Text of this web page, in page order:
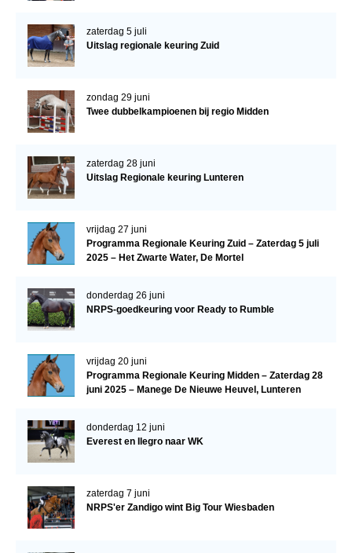
zaterdag 5 juli
Uitslag regionale keuring Zuid
zondag 29 juni
Twee dubbelkampioenen bij regio Midden
zaterdag 28 juni
Uitslag Regionale keuring Lunteren
vrijdag 27 juni
Programma Regionale Keuring Zuid – Zaterdag 5 juli
2025 – Het Zwarte Water, De Mortel
donderdag 26 juni
NRPS-goedkeuring voor Ready to Rumble
vrijdag 20 juni
Programma Regionale Keuring Midden – Zaterdag 28
juni 2025 – Manege De Nieuwe Heuvel, Lunteren
donderdag 12 juni
Everest en Ilegro naar WK
zaterdag 7 juni
NRPS'er Zandigo wint Big Tour Wiesbaden